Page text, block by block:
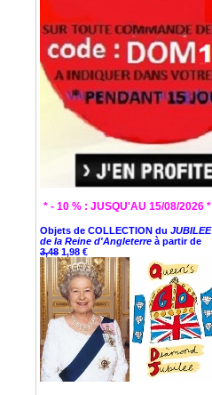
* - 10 % : JUSQU'AU 15/08/2026 *
Objets de COLLECTION du JUBILEE
de la Reine d'Angleterre à partir de
3,48 1,98 €